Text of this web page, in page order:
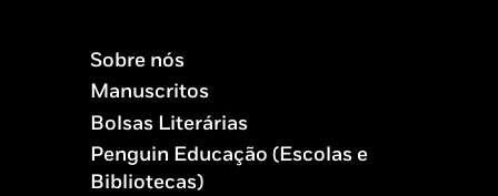
Sobre nós
Manuscritos
Bolsas Literárias
Penguin Educação (Escolas e
Bibliotecas)